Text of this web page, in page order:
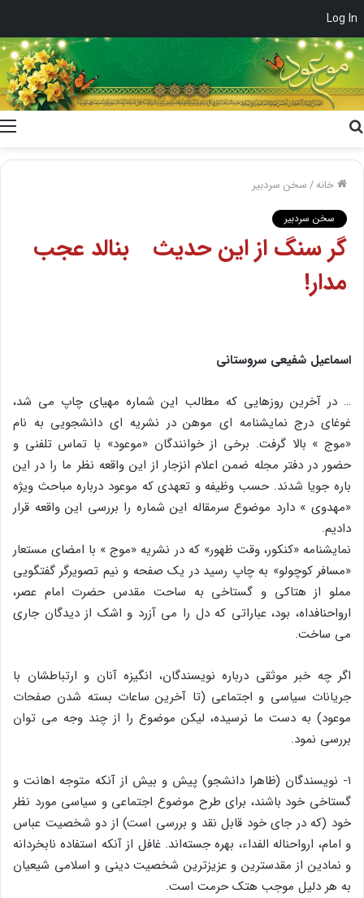
Log In
خانه/سخن سردبیر
سخن سردبیر
گر سنگ از این حدیث بنالد عجب
مدار!
اسماعیل شفیعی سروستانی
… در آخرین روزهایى که مطالب این شماره مهیاى چاپ مى شد،
غوغاى درج نمایشنامه اى موهن در نشریه اى دانشجویى به نام
«موج » بالا گرفت. برخى از خوانندگان «موعود» با تماس تلفنى و
حضور در دفتر مجله ضمن اعلام انزجار از این واقعه نظر ما را در این
باره جویا شدند. حسب وظیفه و تعهدى که موعود درباره مباحث ویژه
«مهدوى » دارد موضوع سرمقاله این شماره را بررسى این واقعه قرار
دادیم.
نمایشنامه «کنکور، وقت ظهور» که در نشریه «موج » با امضاى مستعار
«مسافر کوچولو» به چاپ رسید در یک صفحه و نیم تصویرگر گفتگویى
مملو از هتاکى و گستاخى به ساحت مقدس حضرت امام عصر،
ارواحنافداه، بود، عباراتى که دل را مى آزرد و اشک از دیدگان جارى
مى ساخت.
اگر چه خبر موثقى درباره نویسندگان، انگیزه آنان و ارتباطشان با
جریانات سیاسى و اجتماعى (تا آخرین ساعات بسته شدن صفحات
موعود) به دست ما نرسیده، لیکن موضوع را از چند وجه مى توان
بررسى نمود.
۱- نویسندگان (ظاهرا دانشجو) پیش و بیش از آنکه متوجه اهانت و
گستاخى خود باشند، براى طرح موضوع اجتماعى و سیاسى مورد نظر
خود (که در جاى خود قابل نقد و بررسى است) از دو شخصیت عباس
و امام، ارواحناله الفداء، بهره جسته‌اند. غافل از آنکه استفاده نابخردانه
و نمادین از مقدسترین و عزیزترین شخصیت دینى و اسلامى شیعیان
به هر دلیل موجب هتک حرمت است.